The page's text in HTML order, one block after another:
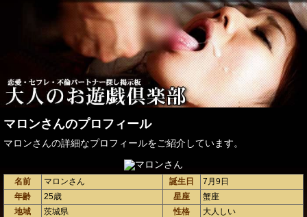
マロンさんのプロフィール
マロンさんの詳細なプロフィールをご紹介しています。
名前 マロンさん 誕生日
7月9日
年齢
25歳 星座
蟹座
地域
茨城県 性格
大人しい